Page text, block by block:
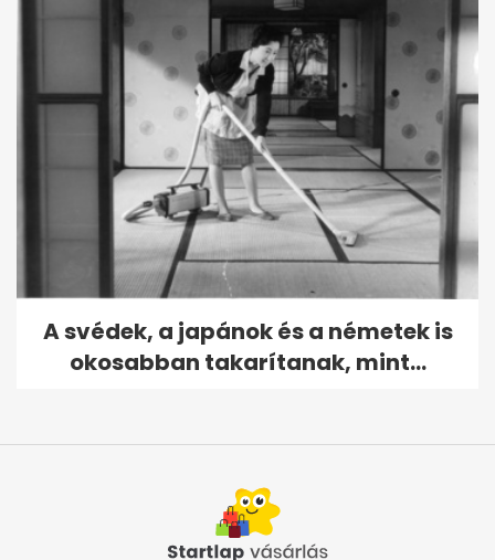
A svédek, a japánok és a németek is
okosabban takarítanak, mint...